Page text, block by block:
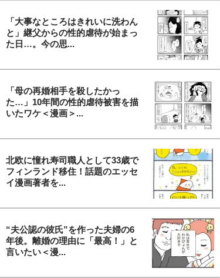
「大事なところはきれいに洗わん
と」継父からの性的虐待が始まっ
た日…。今の思...
「母の再婚相手を殺したかっ
た…」10年間の性的虐待被害を描
いたワケ＜漫画＞...
北欧に憧れ寿司職人として33歳で
フィンランド移住！話題のエッセ
イ漫画著者を...
“夫公認の彼氏”を作った夫婦の6
年後。離婚の理由に「最高！」と
言いたい＜漫...